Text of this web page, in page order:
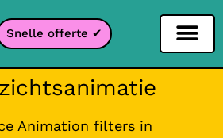
Snelle offerte ✔
Animation filters in